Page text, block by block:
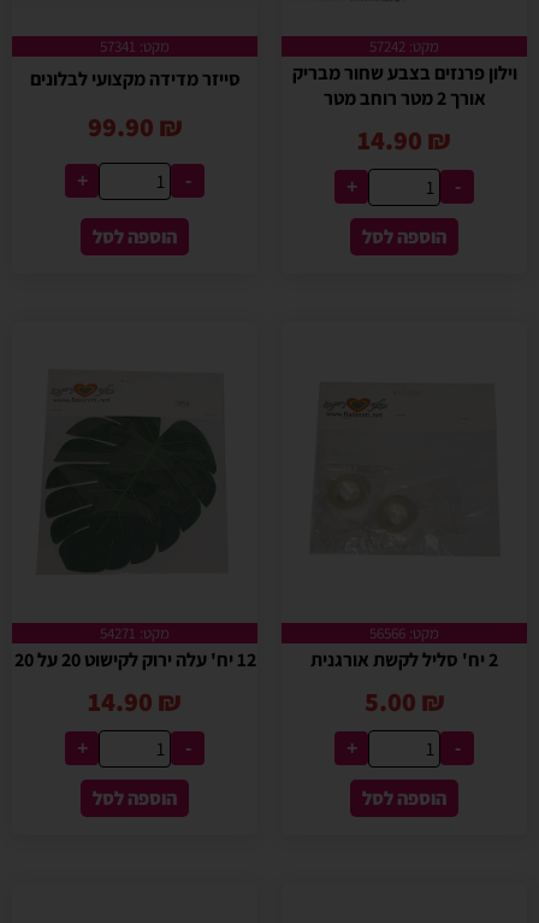
מקט: 57242
וילון פרנזים בצבע שחור מבריק
אורך 2 מטר רוחב מטר
14.90 ₪
-
+
הוספה לסל
מקט: 57341
סייזר מדידה מקצועי לבלונים
99.90 ₪
-
+
הוספה לסל
מקט: 56566
2 יח' סליל לקשת אורגנית
5.00 ₪
-
+
הוספה לסל
מקט: 54271
12 יח' עלה ירוק לקישוט 20 על 20
14.90 ₪
-
+
הוספה לסל